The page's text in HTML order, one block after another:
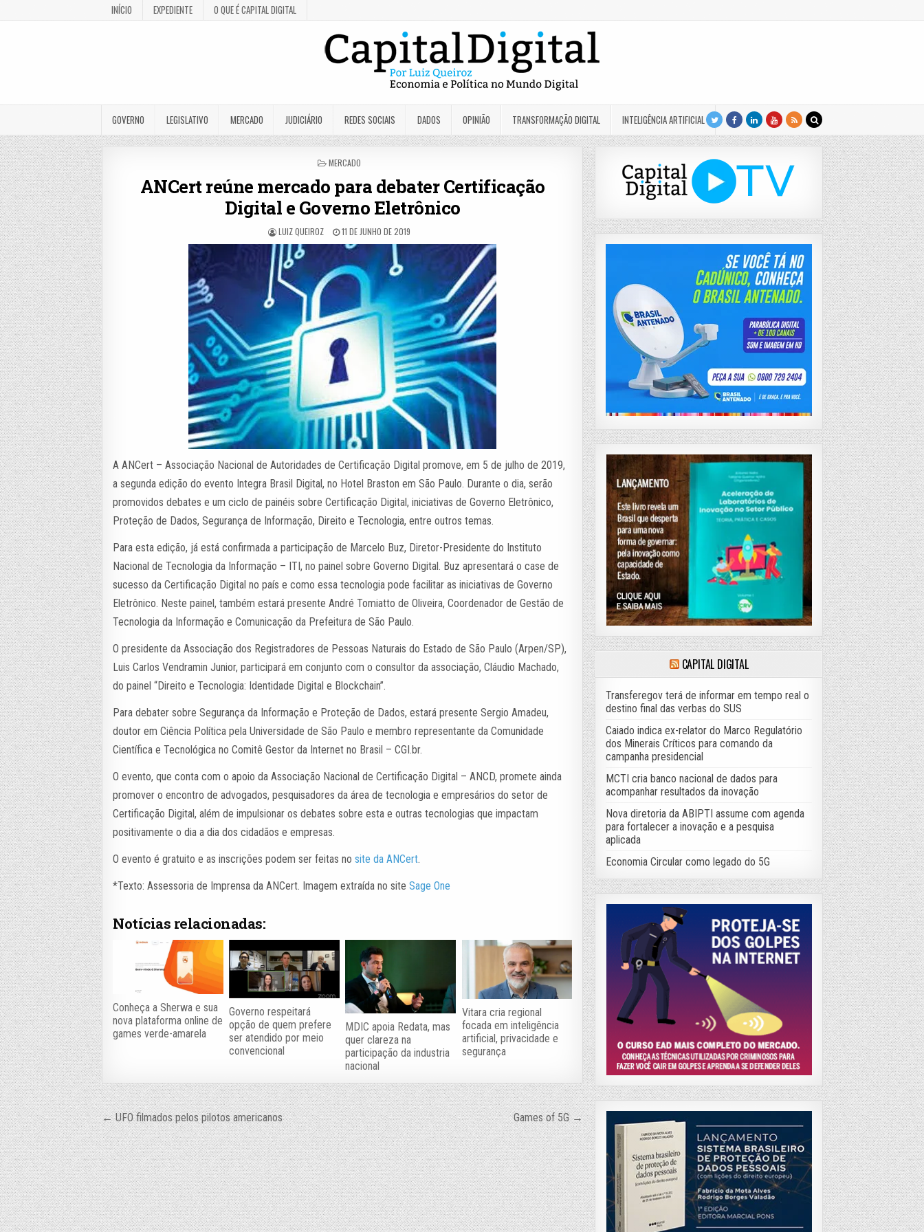
INÍCIO EXPEDIENTE O QUE É CAPITAL DIGITAL
GOVERNO LEGISLATIVO MERCADO JUDICIÁRIO REDES SOCIAIS DADOS OPINIÃO TRANSFORMAÇÃO DIGITAL INTELIGÊNCIA ARTIFICIAL
POSTED
MERCADO
ANCert reúne mercado para debater Certificação
Digital e Governo Eletrônico
LUIZ QUEIROZ 11 DE JUNHO DE 2019
A ANCert – Associação Nacional de Autoridades de Certificação Digital promove, em 5 de julho de 2019,
a segunda edição do evento Integra Brasil Digital, no Hotel Braston em São Paulo. Durante o dia, serão
promovidos debates e um ciclo de painéis sobre Certificação Digital, iniciativas de Governo Eletrônico,
Proteção de Dados, Segurança de Informação, Direito e Tecnologia, entre outros temas.
Para esta edição, já está confirmada a participação de Marcelo Buz, Diretor-Presidente do Instituto
Nacional de Tecnologia da Informação – ITI, no painel sobre Governo Digital. Buz apresentará o case de
sucesso da Certificação Digital no país e como essa tecnologia pode facilitar as iniciativas de Governo
Eletrônico. Neste painel, também estará presente André Tomiatto de Oliveira, Coordenador de Gestão de
Tecnologia da Informação e Comunicação da Prefeitura de São Paulo.
O presidente da Associação dos Registradores de Pessoas Naturais do Estado de São Paulo (Arpen/SP),
Luis Carlos Vendramin Junior, participará em conjunto com o consultor da associação, Cláudio Machado,
do painel “Direito e Tecnologia: Identidade Digital e Blockchain”.
Para debater sobre Segurança da Informação e Proteção de Dados, estará presente Sergio Amadeu,
doutor em Ciência Política pela Universidade de São Paulo e membro representante da Comunidade
Científica e Tecnológica no Comitê Gestor da Internet no Brasil – CGI.br.
O evento, que conta com o apoio da Associação Nacional de Certificação Digital – ANCD, promete ainda
promover o encontro de advogados, pesquisadores da área de tecnologia e empresários do setor de
Certificação Digital, além de impulsionar os debates sobre esta e outras tecnologias que impactam
positivamente o dia a dia dos cidadãos e empresas.
O evento é gratuito e as inscrições podem ser feitas nosite da ANCert.
*Texto: Assessoria de Imprensa da ANCert. Imagem extraída no siteSage One
Notícias relacionadas:
Conheça a Sherwa e sua
nova plataforma online de
games verde-amarela
Governo respeitará
opção de quem prefere
ser atendido por meio
convencional
MDIC apoia Redata, mas
quer clareza na
participação da industria
nacional
Vitara cria regional
focada em inteligência
artificial, privacidade e
segurança
Navegação
de
Post
← UFO filmados pelos pilotos americanos Games of 5G →
CAPITAL DIGITAL
Transferegov terá de informar em tempo real o
destino final das verbas do SUS
Caiado indica ex-relator do Marco Regulatório
dos Minerais Críticos para comando da
campanha presidencial
MCTI cria banco nacional de dados para
acompanhar resultados da inovação
Nova diretoria da ABIPTI assume com agenda
para fortalecer a inovação e a pesquisa
aplicada
Economia Circular como legado do 5G